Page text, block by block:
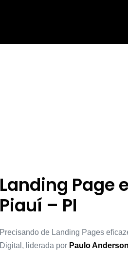
Landing Page
Piauí – PI
Precisando de Landing Pages
Digital, liderada por Paulo Anderson